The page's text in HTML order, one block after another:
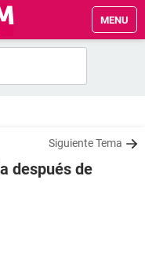
MENU
Siguiente Tema
después de